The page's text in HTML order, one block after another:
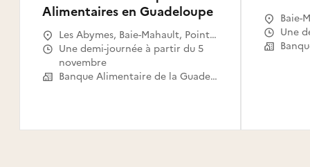
Alimentaires en Guadeloupe
Les Abymes, Baie-Mahault, Pointe-
à-Pitre, Saint-François, Le Moule,
Petit-Bourg, Sainte-Rose, Goyave,
Baillif, Le Gosier, Sainte-Anne,
Une demi-journée à partir du 5
novembre
Banque Alimentaire de la Guadeloupe
Baie-
Une